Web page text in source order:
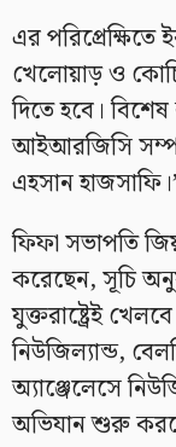
এর
খেলোয়াড় ও
দিতে হবে।
আইআরজিসি
এহসান হাজসাফি।’
ফিফা সভাপতি
করেছেন, সূচি
যুক্তরাষ্ট্রেই
নিউজিল্যান্ড,
অ্যাঞ্জেলেসে
অভিযান শুরু